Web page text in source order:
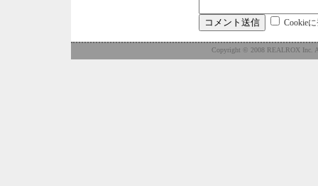
Cookie
Copyright © 2008 REALROX Inc.